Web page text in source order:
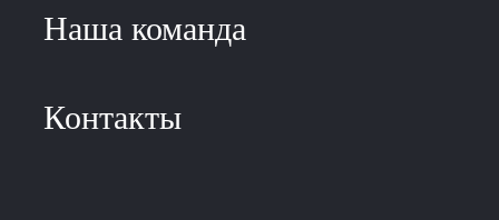
Наша команда
Контакты